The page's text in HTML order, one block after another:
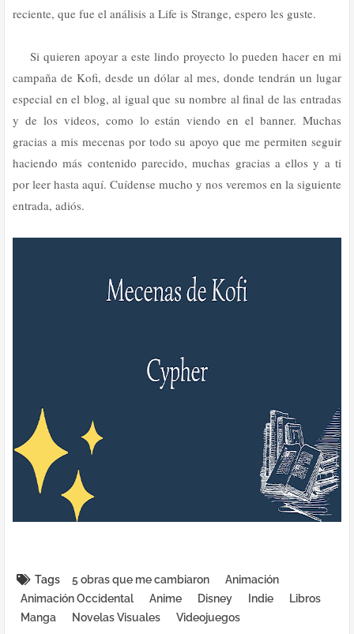
reciente, que fue el análisis a Life is Strange, espero les guste.
Si quieren apoyar a este lindo proyecto lo pueden hacer en mi
campaña de Kofi, desde un dólar al mes, donde tendrán un lugar
especial en el blog, al igual que su nombre al final de las entradas
y de los videos, como lo están viendo en el banner. Muchas
gracias a mis mecenas por todo su apoyo que me permiten seguir
haciendo más contenido parecido, muchas gracias a ellos y a ti
por leer hasta aquí. Cuídense mucho y nos veremos en la siguiente
entrada, adiós.
Tags 5 obras que me cambiaron
Animación
Animación Occidental
Anime Disney Indie
Libros
Manga
Novelas Visuales Videojuegos